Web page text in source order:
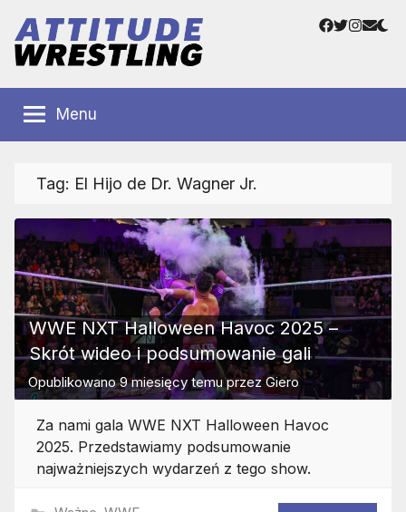
treści
Wrestling
Polska
Wrestlingu
Facebook
Twitter
Menu
Tag: El Hijo de Dr. Wagner Jr.
WWE NXT Halloween Havoc 2025 –
Skrót wideo i podsumowanie gali
Opublikowano9 miesięcy temuprzezGiero
Za nami gala WWE NXT Halloween Havoc
2025. Przedstawiamy podsumowanie
najważniejszych wydarzeń z tego show.